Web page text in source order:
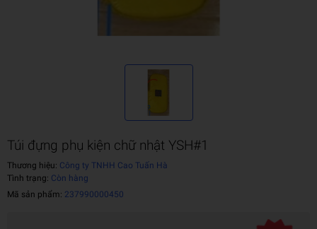
Túi đựng phụ kiện chữ nhật YSH#1
Thương hiệu: Công ty TNHH Cao Tuấn Hà
Tình trạng: Còn hàng
Mã sản phẩm: 237990000450